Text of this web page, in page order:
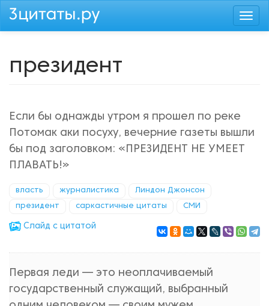
Перейти
президент
Если бы однажды утром я прошел по реке
Потомак аки посуху, вечерние газеты вышли
бы под заголовком: «ПРЕЗИДЕНТ НЕ УМЕЕТ
ПЛАВАТЬ!»
власть журналистика Линдон Джонсон
президент саркастичные цитаты СМИ
Cлайд с цитатой
Первая леди — это неоплачиваемый
государственный служащий, выбранный